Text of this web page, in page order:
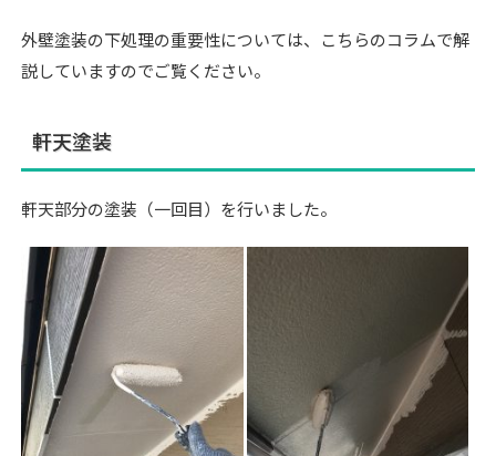
外壁塗装の下処理の重要性については、こちらのコラムで解
説していますのでご覧ください。
軒天塗装
軒天部分の塗装（一回目）を行いました。